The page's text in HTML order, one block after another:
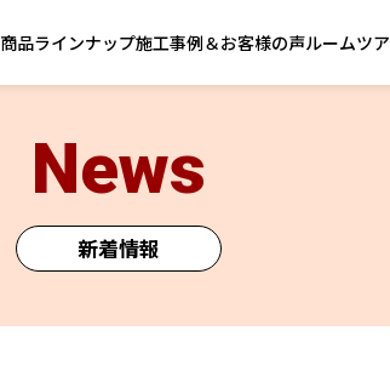
商品ラインナップ施工事例＆お客様の声ルームツ
新着情報
News